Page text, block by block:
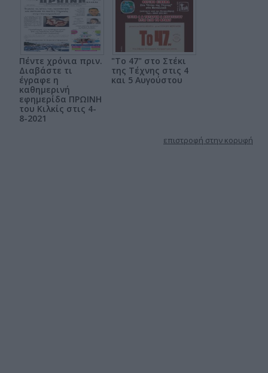
Πέντε χρόνια πριν.
Διαβάστε τι
έγραφε η
καθημερινή
εφημερίδα ΠΡΩΙΝΗ
του Κιλκίς στις 4-
8-2021
"Το 47" στο Στέκι
της Τέχνης στις 4
και 5 Αυγούστου
επιστροφή στην κορυφή